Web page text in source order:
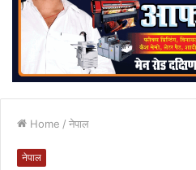
Home / नेपाल
नेपाल